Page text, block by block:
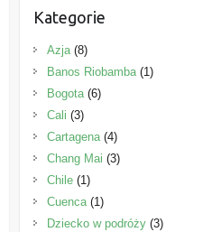
Kategorie
Azja(8)
Banos Riobamba(1)
Bogota(6)
Cali (3)
Cartagena(4)
Chang Mai (3)
Chile(1)
Cuenca(1)
Dziecko w podróży(3)